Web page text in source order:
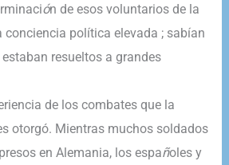
ón de esos voluntarios de la
conciencia política elevada ; sabían
resueltos a grandes
de los combates que la
otorgó. Mientras muchos soldados
en Alemania, los españoles y